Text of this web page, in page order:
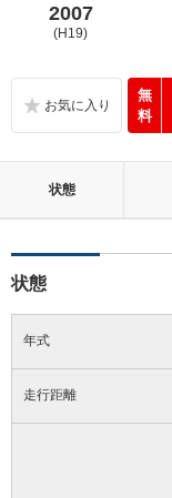
2007
(H19)
無
料
状態
状態
年式
走行距離